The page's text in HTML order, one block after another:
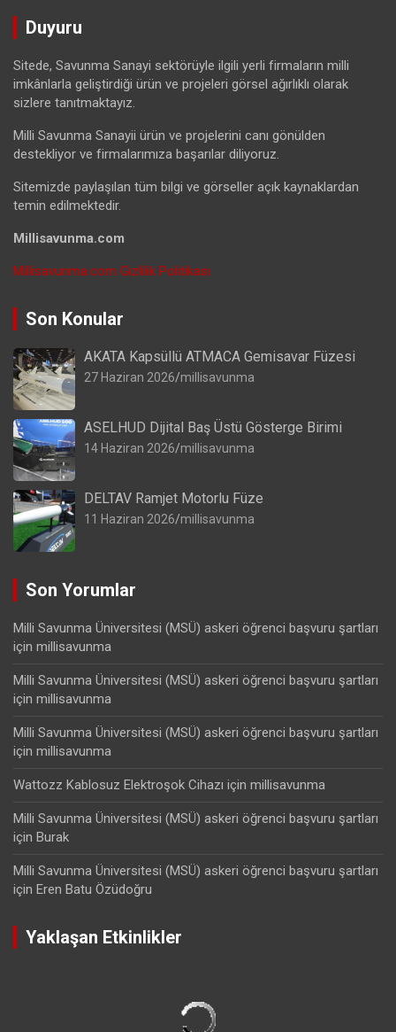
Duyuru
Sitede, Savunma Sanayi sektörüyle ilgili yerli firmaların milli
imkânlarla geliştirdiği ürün ve projeleri görsel ağırlıklı olarak
sizlere tanıtmaktayız.
Milli Savunma Sanayii ürün ve projelerini canı gönülden
destekliyor ve firmalarımıza başarılar diliyoruz.
Sitemizde paylaşılan tüm bilgi ve görseller açık kaynaklardan
temin edilmektedir.
Millisavunma.com
Millisavunma.com Gizlilik Politikası
Son Konular
AKATA Kapsüllü ATMACA Gemisavar Füzesi
27 Haziran 2026 millisavunma
ASELHUD Dijital Baş Üstü Gösterge Birimi
14 Haziran 2026 millisavunma
DELTAV Ramjet Motorlu Füze
11 Haziran 2026 millisavunma
Son Yorumlar
Milli Savunma Üniversitesi (MSÜ) askeri öğrenci başvuru şartları
için millisavunma
Milli Savunma Üniversitesi (MSÜ) askeri öğrenci başvuru şartları
için millisavunma
Milli Savunma Üniversitesi (MSÜ) askeri öğrenci başvuru şartları
için millisavunma
Wattozz Kablosuz Elektroşok Cihazı için millisavunma
Milli Savunma Üniversitesi (MSÜ) askeri öğrenci başvuru şartları
için Burak
Milli Savunma Üniversitesi (MSÜ) askeri öğrenci başvuru şartları
için Eren Batu Özüdoğru
Yaklaşan Etkinlikler